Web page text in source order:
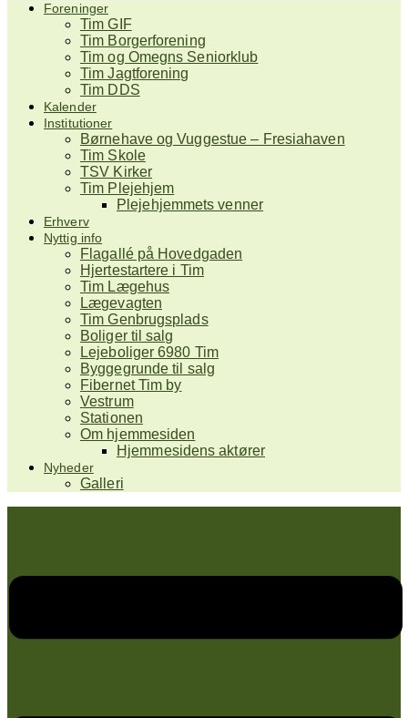
Foreninger
Tim GIF
Tim Borgerforening
Tim og Omegns Seniorklub
Tim Jagtforening
Tim DDS
Kalender
Institutioner
Børnehave og Vuggestue – Fresiahaven
Tim Skole
TSV Kirker
Tim Plejehjem
Plejehjemmets venner
Erhverv
Nyttig info
Flagallé på Hovedgaden
Hjertestartere i Tim
Tim Lægehus
Lægevagten
Tim Genbrugsplads
Boliger til salg
Lejeboliger 6980 Tim
Byggegrunde til salg
Fibernet Tim by
Vestrum
Stationen
Om hjemmesiden
Hjemmesidens aktører
Nyheder
Galleri